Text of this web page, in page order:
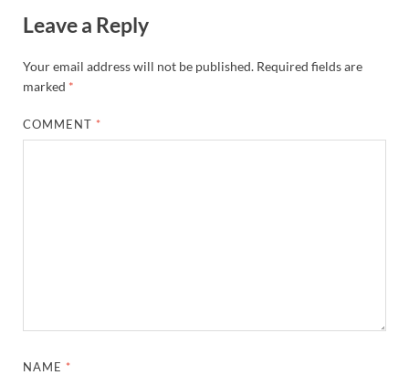
Leave a Reply
Your email address will not be published. Required fields are
marked *
COMMENT *
NAME *